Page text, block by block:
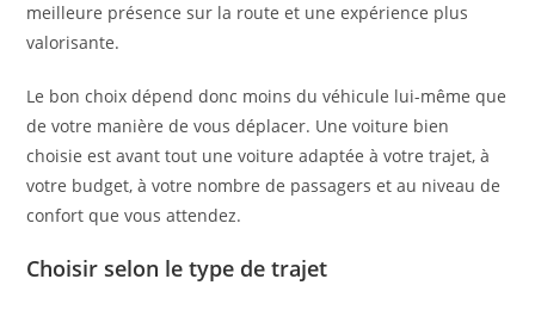
meilleure présence sur la route et une expérience plus
valorisante.
Le bon choix dépend donc moins du véhicule lui-même que
de votre manière de vous déplacer. Une voiture bien
choisie est avant tout une voiture adaptée à votre trajet, à
votre budget, à votre nombre de passagers et au niveau de
confort que vous attendez.
Choisir selon le type de trajet